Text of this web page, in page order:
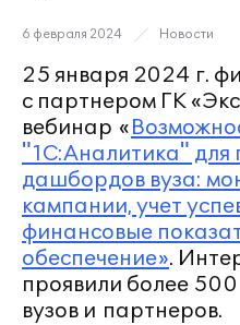
6 февраля 2024 Новости
25 января 2024 г.
с партнером ГК
вебинар «
"1С:Аналитика" для
дашбордов вуза:
кампании, учет
финансовые
обеспечение».
проявили более
вузов и партнеров.